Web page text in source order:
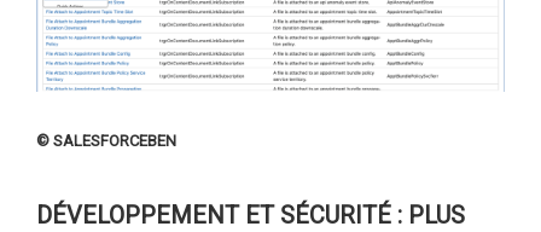
© SALESFORCEBEN
DÉVELOPPEMENT ET SÉCURITÉ : PLUS